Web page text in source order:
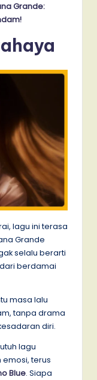
Grande:
lagu ini terasa
Grande
selalu berarti
berdamai
masa lalu
tanpa drama
diri.
lagu
terus
Blue. Siapa